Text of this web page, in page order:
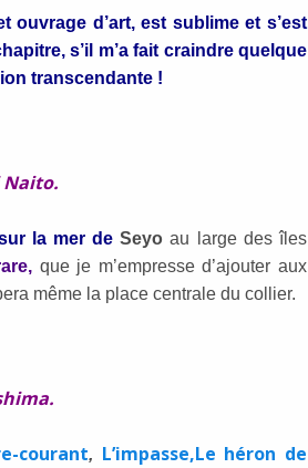
d’art, est sublime et s’est
s’il m’a fait craindre quelque
transcendante !
Naito.
la mer de Seyo au large des îles
que je m’empresse d’ajouter aux
même la place centrale du collier.
courant, L’impasse,Le héron de